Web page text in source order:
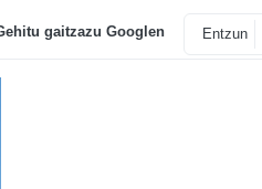
gaitzazu Googlen Entzun